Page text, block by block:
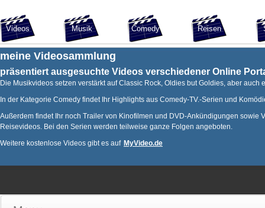
Videos Musik Comedy Reisen
meine Videosammlung
präsentiert ausgesuchte Videos verschiedener Online
Die Musikvideos setzen verstärkt auf Classic Rock, Oldies but Goldies, aber auch
In der Kategorie Comedy findet Ihr Highlights aus Comedy-TV.-Serien und
Außerdem findet Ihr noch Trailer von Kinofilmen und DVD-Ankündigungen sowie
Reisevideos. Bei den Serien werden teilweise ganze Folgen angeboten.
Weitere kostenlose Videos gibt es auf MyVideo.de